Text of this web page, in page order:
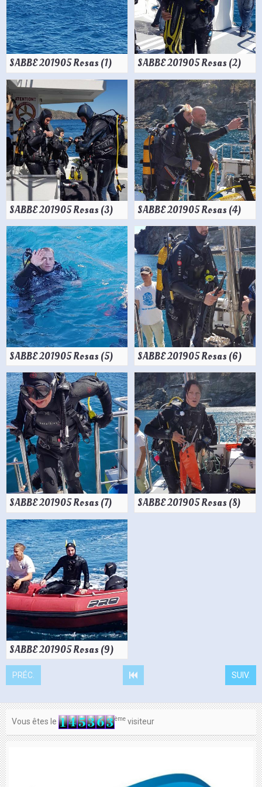
Contacts
SABBE 201905 Rosas (1) SABBE 201905 Rosas (2)
SABBE 201905 Rosas (3) SABBE 201905 Rosas (4)
SABBE 201905 Rosas (5) SABBE 201905 Rosas (6)
SABBE 201905 Rosas (7) SABBE 201905 Rosas (8)
SABBE 201905 Rosas (9)
PRÉC. SUIV.
Vous êtes le ème visiteur